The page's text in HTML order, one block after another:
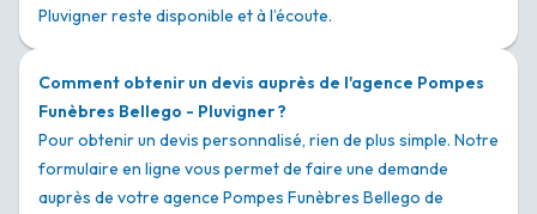
Pluvigner reste disponible et à l’écoute.
Comment obtenir un devis auprès de l'agence Pompes
Funèbres Bellego - Pluvigner ?
Pour obtenir un devis personnalisé, rien de plus simple. Notre
formulaire en ligne vous permet de faire une demande
auprès de votre agence Pompes Funèbres Bellego de